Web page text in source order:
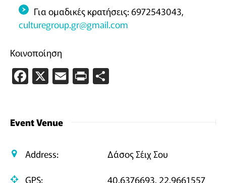
Για ομαδικές κρατήσεις: 6972543043,
culturegroup.gr@gmail.com
Κοινοποίηση
Facebook
X EmailPrintFriendly
Event Venue
Address:
Δάσος Σέιχ Σου
GPS:
40.6376693, 22.9661557